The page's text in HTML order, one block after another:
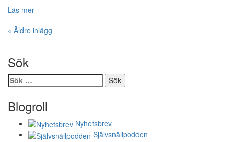
Läs mer
« Äldre inlägg
Sök
Sök
efter:
Blogroll
Nyhetsbrev
Självsnällpodden